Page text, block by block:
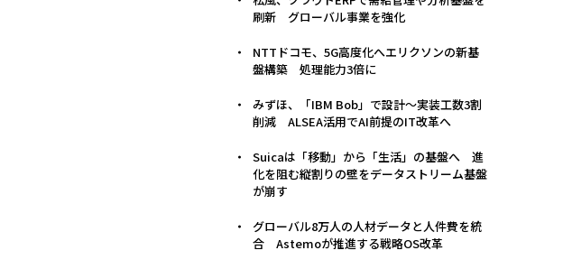
刷新 グローバル事業を強化
NTTドコモ、5G高度化へエリクソンの新基
盤構築 処理能力3倍に
みずほ、「IBM Bob」で設計〜実装工数3割
削減 ALSEA活用でAI前提のIT改革へ
Suicaは「移動」から「生活」の基盤へ 進
化を阻む縦割りの壁をデータストリーム基盤
が崩す
グローバル8万人の人材データと人件費を統
合 Astemoが推進する戦略OS改革